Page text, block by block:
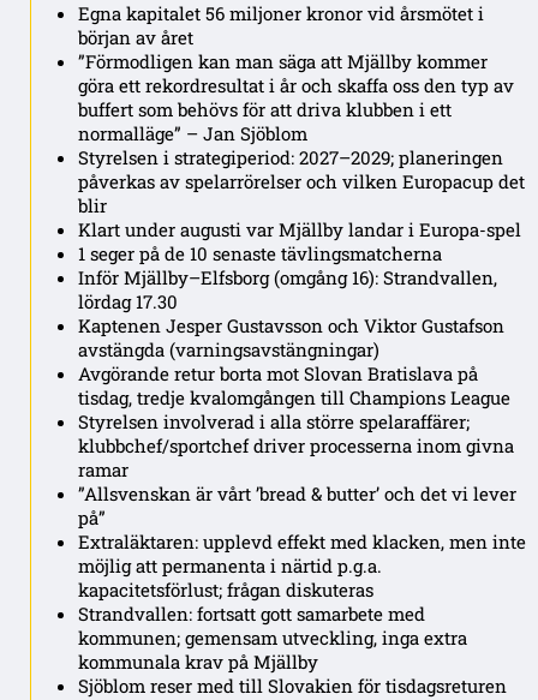
Egna kapitalet 56 miljoner kronor vid årsmötet i
början av året
”Förmodligen kan man säga att Mjällby kommer
göra ett rekordresultat i år och skaffa oss den typ av
buffert som behövs för att driva klubben i ett
normalläge” – Jan Sjöblom
Styrelsen i strategiperiod: 2027–2029; planeringen
påverkas av spelarrörelser och vilken Europacup det
blir
Klart under augusti var Mjällby landar i Europa-spel
1 seger på de 10 senaste tävlingsmatcherna
Inför Mjällby–Elfsborg (omgång 16): Strandvallen,
lördag 17.30
Kaptenen Jesper Gustavsson och Viktor Gustafson
avstängda (varningsavstängningar)
Avgörande retur borta mot Slovan Bratislava på
tisdag, tredje kvalomgången till Champions League
Styrelsen involverad i alla större spelaraffärer;
klubbchef/sportchef driver processerna inom givna
ramar
”Allsvenskan är vårt ’bread & butter’ och det vi lever
på”
Extraläktaren: upplevd effekt med klacken, men inte
möjlig att permanenta i närtid p.g.a.
kapacitetsförlust; frågan diskuteras
Strandvallen: fortsatt gott samarbete med
kommunen; gemensam utveckling, inga extra
kommunala krav på Mjällby
Sjöblom reser med till Slovakien för tisdagsreturen